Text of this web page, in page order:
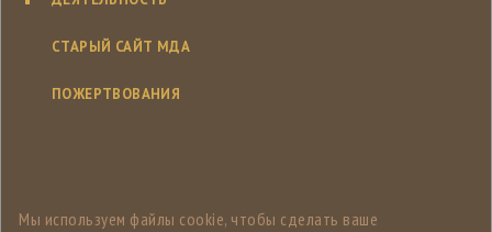
СТАРЫЙ САЙТ МДА
ПОЖЕРТВОВАНИЯ
Мы используем файлы cookie, чтобы сделать ваше